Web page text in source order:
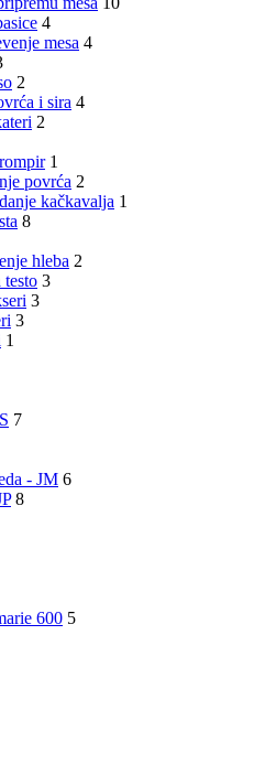
4
mesa 4
2
i sira 4
2
1
povrća 2
kačkavalja 1
8
hleba 2
3
3
3
1
7
- JM 6
8
600 5